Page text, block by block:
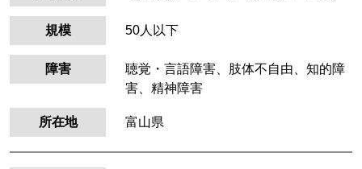
規模 50人以下
障害
聴覚・言語障害、肢体不自由、知的障
害、精神障害
所在地 富山県